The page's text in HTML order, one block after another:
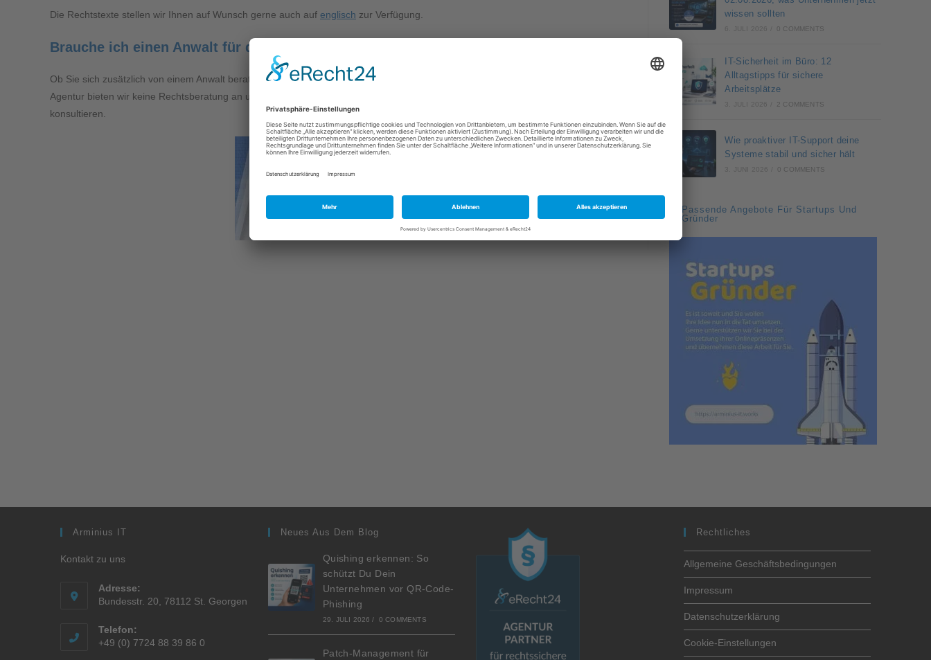
Die Rechtstexte stellen wir Ihnen auf Wunsch gerne auch auf englisch zur Verfügung.
Brauche ich einen Anwalt für die DSGVO?
Ob Sie sich zusätzlich von einem Anwalt beraten lassen wollen oder gar einen brauchen muss von Ihnen eingeschätzt werden. Als
Agentur bieten wir keine Rechtsberatung an und dürfen dies auch nicht. Generell empfehlen wir immer einen Anwalt zu
konsultieren.
wissen sollten
6. JULI 2026 0 COMMENTS
IT-Sicherheit im Büro: 12
Alltagstipps für sichere
Arbeitsplätze
3. JULI 2026 2 COMMENTS
Wie proaktiver IT-Support deine
Systeme stabil und sicher hält
3. JUNI 2026 0 COMMENTS
Passende Angebote Für Startups Und
Gründer
Arminius IT
Kontakt zu uns
Adresse:
Bundesstr. 20, 78112 St. Georgen
Telefon:
+49 (0) 7724 88 39 86 0
Neues Aus Dem Blog
Quishing erkennen: So
schützt Du Dein
Unternehmen vor QR-Code-
Phishing
29. JULI 2026 / 0 COMMENTS
Patch-Management für
Rechtliches
Allgemeine Geschäftsbedingungen
Impressum
Datenschutzerklärung
Cookie-Einstellungen